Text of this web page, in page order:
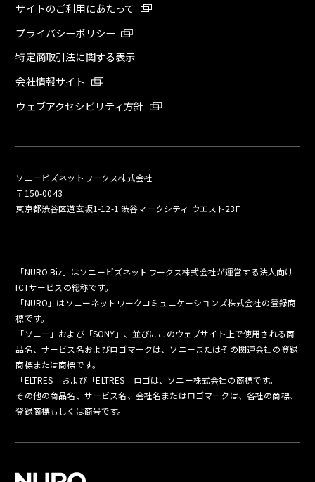
サイトのご利用にあたって
プライバシーポリシー
特定商取引法に関する表示
会社情報サイト
ウェブアクセシビリティ方針
ソニービズネットワークス株式会社
〒150-0043
東京都渋谷区道玄坂1-12-1 渋谷マークシティ ウエスト23F
「NURO Biz」はソニービズネットワークス株式会社が運営する法人向け
ICTサービスの総称です。
「NURO」はソニーネットワークコミュニケーションズ株式会社の登録商
標です。
「ソニー」および「SONY」、並びにこのウェブサイト上で使用される商
品名、サービス名およびロゴマークは、ソニーまたはその関連会社の登録
商標または商標です。
「ELTRES」および「ELTRES」ロゴは、ソニー株式会社の商標です。
その他の商品名、サービス名、会社名またはロゴマークは、各社の商標、
登録商標もしくは商号です。